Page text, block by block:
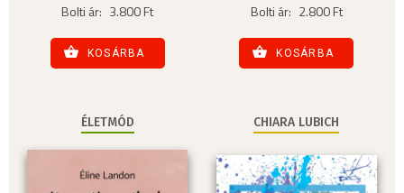
Bolti ár: 3.800 Ft
KOSÁRBA
Bolti ár: 2.800 Ft
KOSÁRBA
ÉLETMÓD CHIARA LUBICH